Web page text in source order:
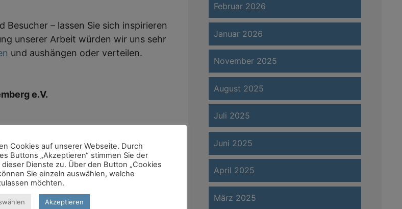
– lassen Sie sich inspirieren
unserer Arbeit würden wir uns sehr
und aushängen oder verteilen.
e.V.
Februar 2026
Januar 2026
November 2025
August 2025
Juli 2025
Juni 2025
April 2025
März 2025
Cookies auf unserer Webseite. Durch
Buttons „Akzeptieren“ stimmen Sie der
Dienste zu. Über den Button „Cookies
Sie einzeln auswählen, welche
möchten.
Akzeptieren